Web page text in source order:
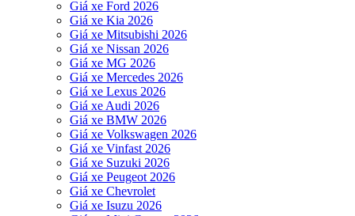
Giá xe Ford 2026
Giá xe Kia 2026
Giá xe Mitsubishi 2026
Giá xe Nissan 2026
Giá xe MG 2026
Giá xe Mercedes 2026
Giá xe Lexus 2026
Giá xe Audi 2026
Giá xe BMW 2026
Giá xe Volkswagen 2026
Giá xe Vinfast 2026
Giá xe Suzuki 2026
Giá xe Peugeot 2026
Giá xe Chevrolet
Giá xe Isuzu 2026